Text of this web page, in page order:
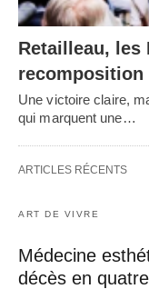
Retailleau, les
recomposition
Une victoire claire,
qui marquent une…
ARTICLES RÉCENTS
ART DE VIVRE
Médecine
décès en